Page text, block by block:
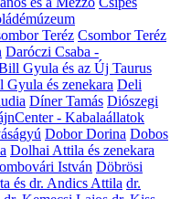
Teréz Csombor Teréz
Daróczi Csaba -
Gyula és az Új Taurus
és zenekara Deli
Díner Tamás Diószegi
- Kabalaállatok
Dobor Dorina Dobos
Dolhai Attila és zenekara
István Döbrösi
és dr. Andics Attila dr.